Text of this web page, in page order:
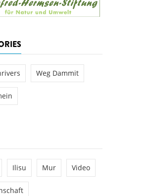
Aus für
Kamptal
Weg Dammit
Ilisu Mur Video